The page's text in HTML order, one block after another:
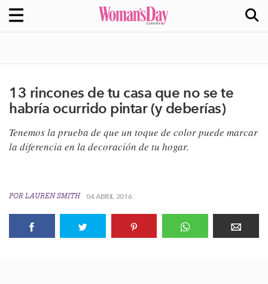
13 rincones de tu casa que no se te
habría ocurrido pintar (y deberías)
Tenemos la prueba de que un toque de color puede marcar
la diferencia en la decoración de tu hogar.
POR LAUREN SMITH 04 ABRIL 2016